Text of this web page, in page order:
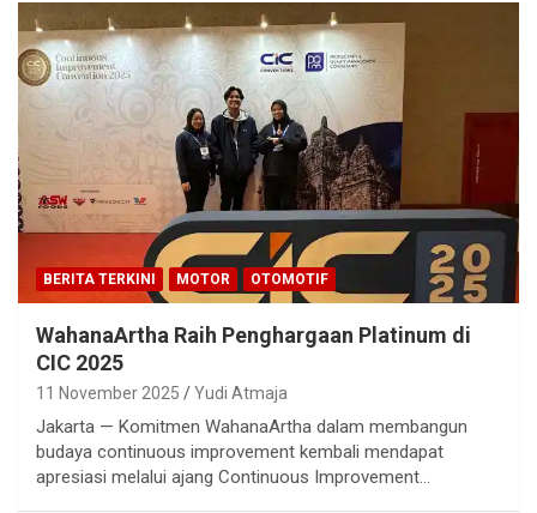
BERITA TERKINI MOTOR OTOMOTIF
WahanaArtha Raih Penghargaan Platinum di
CIC 2025
11 November 2025 Yudi Atmaja
Jakarta — Komitmen WahanaArtha dalam membangun
budaya continuous improvement kembali mendapat
apresiasi melalui ajang Continuous Improvement…